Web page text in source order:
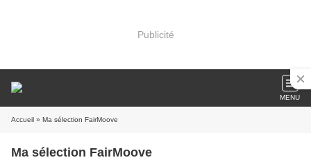
Publicité
MENU
Accueil » Ma sélection FairMoove
Ma sélection FairMoove